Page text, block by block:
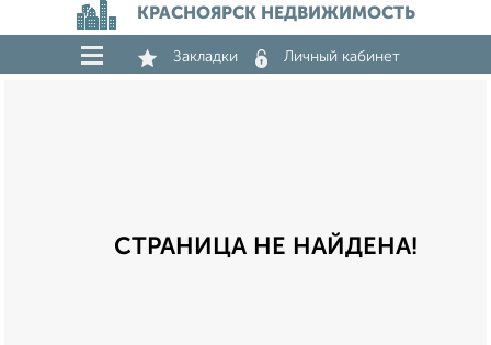
КРАСНОЯРСК НЕДВИЖИМОСТЬ
Закладки Личный кабинет
СТРАНИЦА НЕ НАЙДЕНА!